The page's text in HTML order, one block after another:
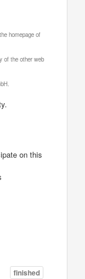
homepage of
of the other web
on this
finished